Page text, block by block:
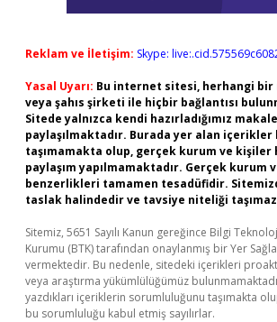
Reklam ve İletişim: Skype:
Yasal Uyarı: Bu internet sitesi, herhangi bir
veya şahıs şirketi ile hiçbir bağlantısı
Sitede yalnızca kendi hazırladığımız
paylaşılmaktadır. Burada yer alan
taşımamakta olup, gerçek kurum ve kişiler
paylaşım yapılmamaktadır. Gerçek kurum
benzerlikleri tamamen tesadüfidir.
taslak halindedir ve tavsiye niteliği
Sitemiz, 5651 Sayılı Kanun gereğince Bilgi
Kurumu (BTK) tarafından onaylanmış bir Yer
vermektedir. Bu nedenle, sitedeki içerikleri
veya araştırma yükümlülüğümüz
yazdıkları içeriklerin sorumluluğunu taşımakta
bu sorumluluğu kabul etmiş sayılırlar.